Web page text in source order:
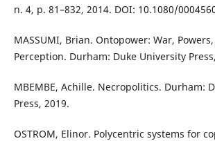
n. 4, p. 81–832, 2014. DOI: 10.1080/
MASSUMI, Brian. Ontopower: War,
Perception. Durham: Duke University
MBEMBE, Achille. Necropolitics. Durham:
Press, 2019.
OSTROM, Elinor. Polycentric systems for